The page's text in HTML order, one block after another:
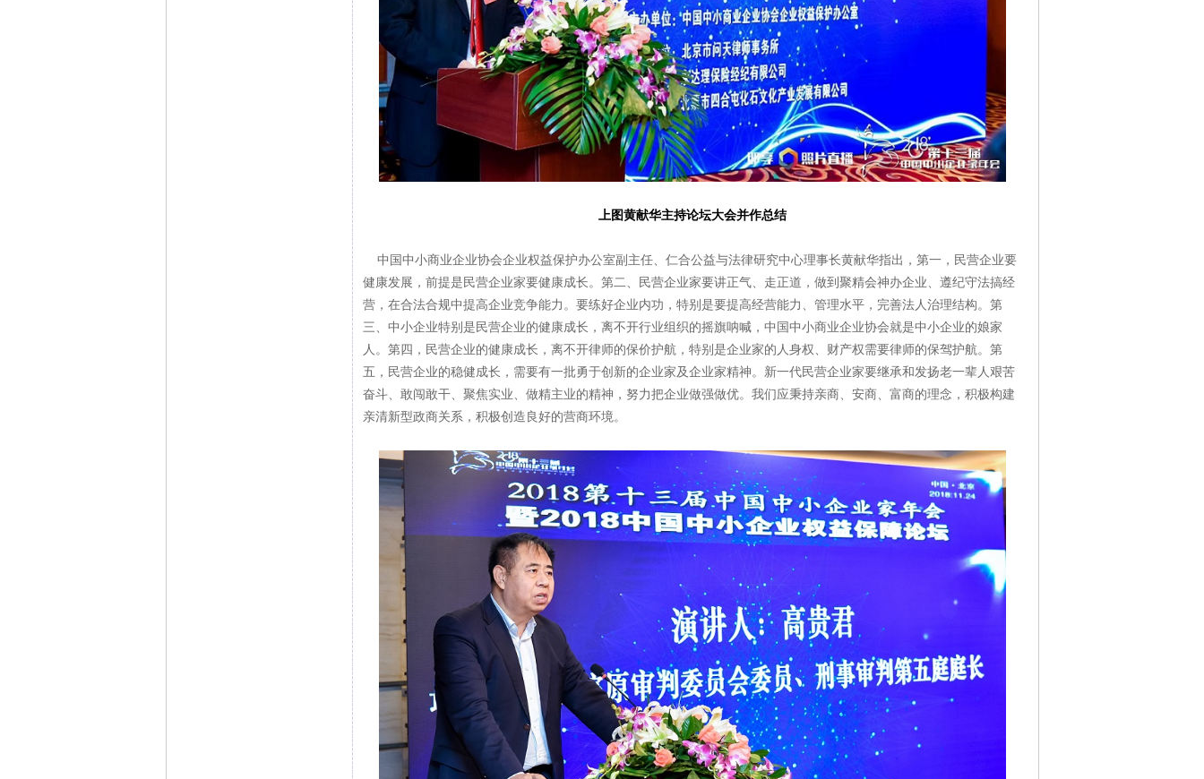
上图黄献华主持论坛大会并作总结
中国中小商业企业协会企业权益保护办公室副主任、仁合公益与法律研究中心理事长黄献华指出，第一，民营企业要
健康发展，前提是民营企业家要健康成长。第二、民营企业家要讲正气、走正道，做到聚精会神办企业、遵纪守法搞经
营，在合法合规中提高企业竞争能力。要练好企业内功，特别是要提高经营能力、管理水平，完善法人治理结构。第
三、中小企业特别是民营企业的健康成长，离不开行业组织的摇旗呐喊，中国中小商业企业协会就是中小企业的娘家
人。第四，民营企业的健康成长，离不开律师的保价护航，特别是企业家的人身权、财产权需要律师的保驾护航。第
五，民营企业的稳健成长，需要有一批勇于创新的企业家及企业家精神。新一代民营企业家要继承和发扬老一辈人艰苦
奋斗、敢闯敢干、聚焦实业、做精主业的精神，努力把企业做强做优。我们应秉持亲商、安商、富商的理念，积极构建
亲清新型政商关系，积极创造良好的营商环境。